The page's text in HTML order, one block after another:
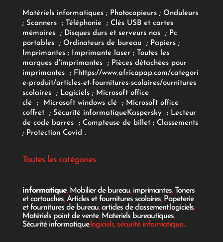
Matériels informatiques; Photocopieurs; Onduleurs
; Scanners ; Téléphonie ; Clés USB et cartes
mémoires
; Disques durs et serveurs nas ; Pc
portables
; Ordinateurs de bureau ; Papiers;
Imprimantes;Imprimante laser;
Toutes les
marques d'imprimantes
; Pièces détachées pour
imprimantes
; F https://www.africapap.com/categori
e-produit/articles-et-fournitures-scolaires/ournitures
scolaires; Logiciels ; Microsoft office
clé
; Microsoft windows clé; Microsoft office
coffret ; Sécurité informatiqueKaspersky ; Lecteur
de code barres
; Compteuse de billet; Classements
; Protection Covid .
Toutes les catégories
informatique, Mobilier de bureau, imprimantes, Toners
et cartouches,Articles et fournitures scolaires, Papeterie
et fournitures de bureau,articles de classement,logiciels,
Matériels point de vente, Materiels bureautiques,
Sécurité informatique,logiciels, sécurité informatique...